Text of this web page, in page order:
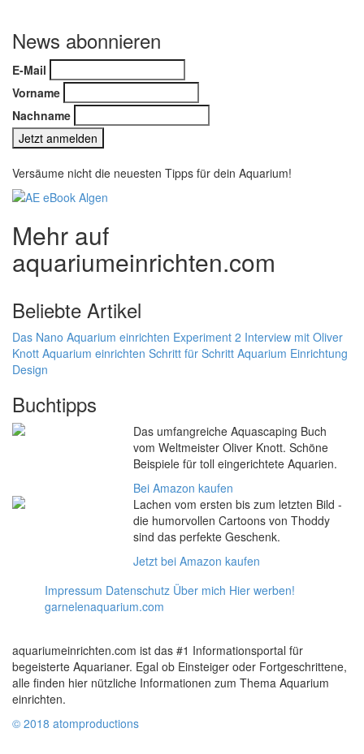
News abonnieren
E-Mail
Vorname
Nachname
Versäume nicht die neuesten Tipps für dein Aquarium!
Mehr auf
aquariumeinrichten.com
Beliebte Artikel
Das Nano Aquarium einrichten Experiment 2 Interview mit Oliver
Knott Aquarium einrichten Schritt für Schritt Aquarium Einrichtung
Design
Buchtipps
Das umfangreiche Aquascaping Buch
vom Weltmeister Oliver Knott. Schöne
Beispiele für toll eingerichtete Aquarien.
Bei Amazon kaufen
Lachen vom ersten bis zum letzten Bild -
die humorvollen Cartoons von Thoddy
sind das perfekte Geschenk.
Jetzt bei Amazon kaufen
Impressum Datenschutz Über mich Hier werben!
garnelenaquarium.com
aquariumeinrichten.com ist das #1 Informationsportal für
begeisterte Aquarianer. Egal ob Einsteiger oder Fortgeschrittene,
alle finden hier nützliche Informationen zum Thema Aquarium
einrichten.
© 2018 atomproductions